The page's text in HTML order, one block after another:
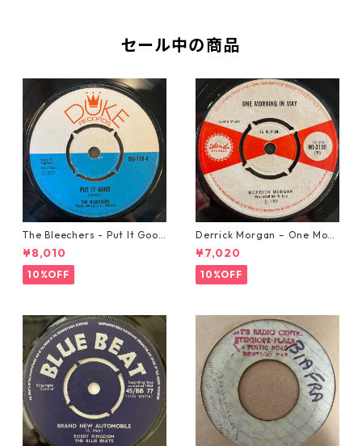
セール中の商品
The Bleechers - Put It Good
【7-21637】
¥8,010
10%OFF
Derrick Morgan – One Morn
ing In May【7-21653】
¥7,020
10%OFF